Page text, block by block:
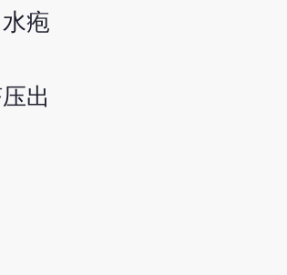
疱
出